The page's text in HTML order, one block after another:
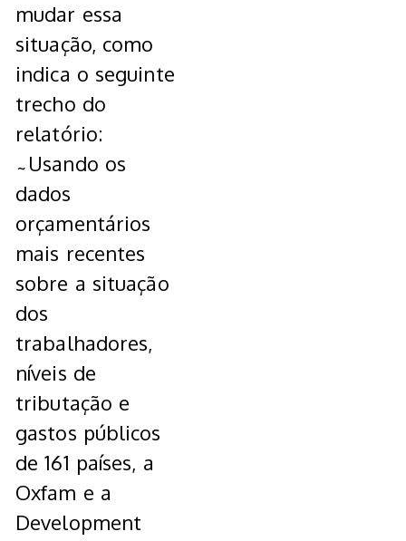
mudar essa
situação, como
indica o seguinte
trecho do
relatório:
˜Usando os
dados
orçamentários
mais recentes
sobre a situação
dos
trabalhadores,
níveis de
tributação e
gastos públicos
de 161 países, a
Oxfam e a
Development